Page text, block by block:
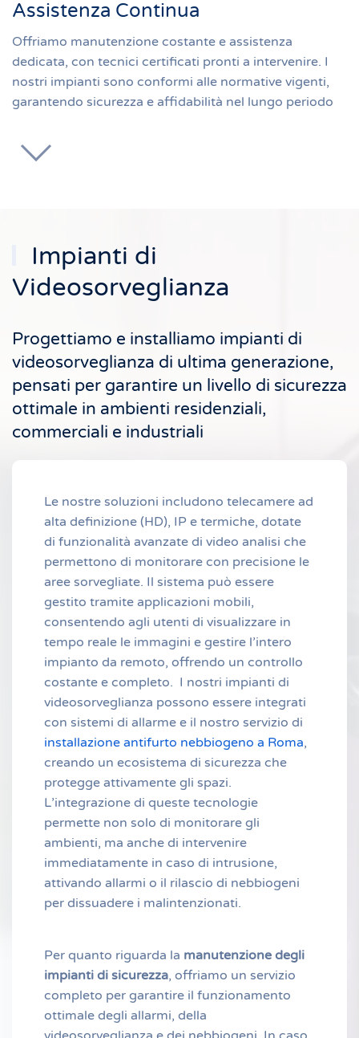
Assistenza Continua
Offriamo manutenzione costante e assistenza
dedicata, con tecnici certificati pronti a intervenire. I
nostri impianti sono conformi alle normative vigenti,
garantendo sicurezza e affidabilità nel lungo periodo
Impianti di
Videosorveglianza
Progettiamo e installiamo impianti di
videosorveglianza di ultima generazione,
pensati per garantire un livello di sicurezza
ottimale in ambienti residenziali,
commerciali e industriali
Le nostre soluzioni includono telecamere ad
alta definizione (HD), IP e termiche, dotate
di funzionalità avanzate di video analisi che
permettono di monitorare con precisione le
aree sorvegliate. Il sistema può essere
gestito tramite applicazioni mobili,
consentendo agli utenti di visualizzare in
tempo reale le immagini e gestire l’intero
impianto da remoto, offrendo un controllo
costante e completo. I nostri impianti di
videosorveglianza possono essere integrati
con sistemi di allarme e il nostro servizio di
installazione antifurto nebbiogeno a Roma,
creando un ecosistema di sicurezza che
protegge attivamente gli spazi.
L’integrazione di queste tecnologie
permette non solo di monitorare gli
ambienti, ma anche di intervenire
immediatamente in caso di intrusione,
attivando allarmi o il rilascio di nebbiogeni
per dissuadere i malintenzionati.
Per quanto riguarda la manutenzione degli
impianti di sicurezza, offriamo un servizio
completo per garantire il funzionamento
ottimale degli allarmi, della